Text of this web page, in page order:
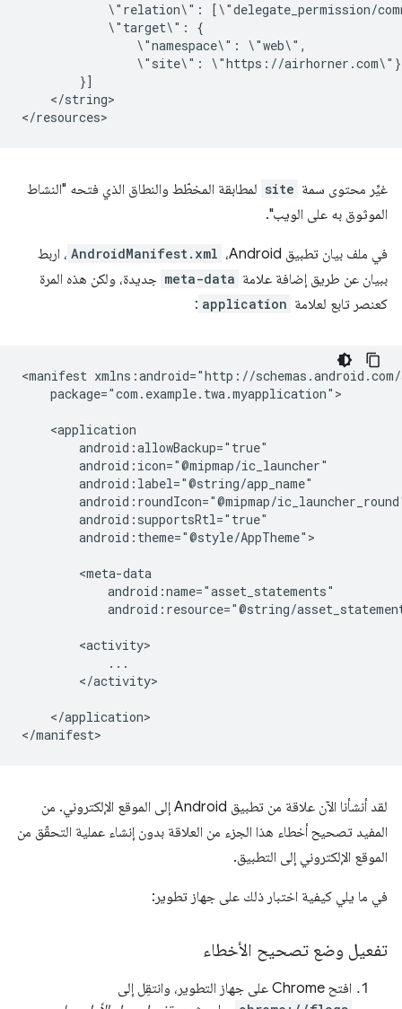
\"relation\":
\"target\":
\"namespace\":
\"site\":
</string>
غيِّر محتوى سمة site لمطابقة المخطّط والنطاق الذي فتحه "النشاط
الموثوق به على الويب".
في ملف بيان تطبيق Android، AndroidManifest.xml ، اربط
ببيان عن طريق إضافة علامة meta-data جديدة، ولكن هذه المرة
كعنصر تابع لعلامة application
:
<manifest
package="com.example.twa.myapplication">
android:theme="@style/AppTheme">
android:resource="@string/
</activity>
</application>
لقد أنشأنا الآن علاقة من تطبيق Android إلى الموقع الإلكتروني. من
المفيد تصحيح أخطاء هذا الجزء من العلاقة بدون إنشاء عملية التحقّق من
الموقع الإلكتروني إلى التطبيق.
في ما يلي كيفية اختبار ذلك على جهاز تطوير:
تفعيل وضع تصحيح الأخطاء
افتح Chrome على جهاز التطوير، وانتقِل إلى